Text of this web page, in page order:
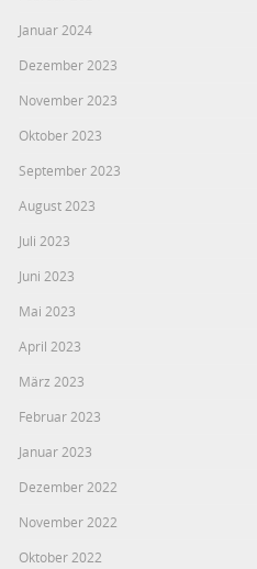
Januar 2024
Dezember 2023
November 2023
Oktober 2023
September 2023
August 2023
Juli 2023
Juni 2023
Mai 2023
April 2023
März 2023
Februar 2023
Januar 2023
Dezember 2022
November 2022
Oktober 2022